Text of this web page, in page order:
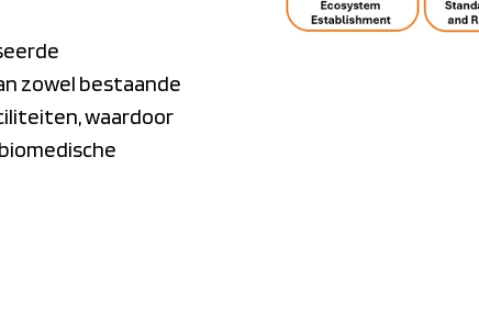
zowel bestaande
waardoor